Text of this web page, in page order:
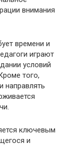
внимания
времени и
играют
условий
того,
направлять
ключевым
и